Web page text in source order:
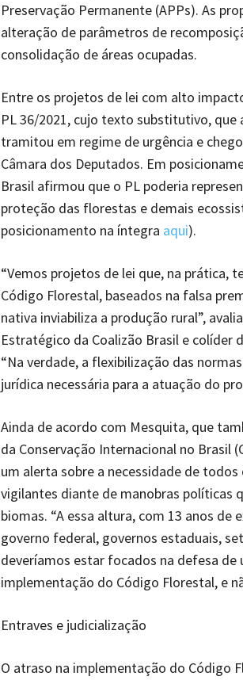
Preservação Permanente (APPs). As
alteração de parâmetros de
consolidação de áreas ocupadas.
Entre os projetos de lei com alto
PL 36/2021, cujo texto substitutivo,
tramitou em regime de urgência e
Câmara dos Deputados. Em
Brasil afirmou que o PL poderia
proteção das florestas e demais
posicionamento na íntegra aqui).
“Vemos projetos de lei que, na prática,
Código Florestal, baseados na falsa
nativa inviabiliza a produção rural”,
Estratégico da Coalizão Brasil e colíder
“Na verdade, a flexibilização das
jurídica necessária para a atuação do
Ainda de acordo com Mesquita, que
da Conservação Internacional no Brasil
um alerta sobre a necessidade de
vigilantes diante de manobras políticas
biomas. “A essa altura, com 13 anos
governo federal, governos estaduais,
deveríamos estar focados na defesa de
implementação do Código Florestal, e
Entraves e judicialização
O atraso na implementação do Código